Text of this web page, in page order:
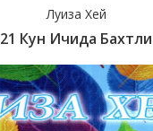
Луиза Хей
21 Кун Ичида Бахтли